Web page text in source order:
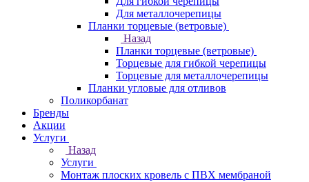
Для металлочерепицы
Планки торцевые (ветровые)
Назад
Планки торцевые (ветровые)
Торцевые для гибкой черепицы
Торцевые для металлочерепицы
Планки угловые для отливов
Поликорбанат
Бренды
Акции
Услуги
Назад
Услуги
Монтаж плоских кровель с ПВХ мембраной